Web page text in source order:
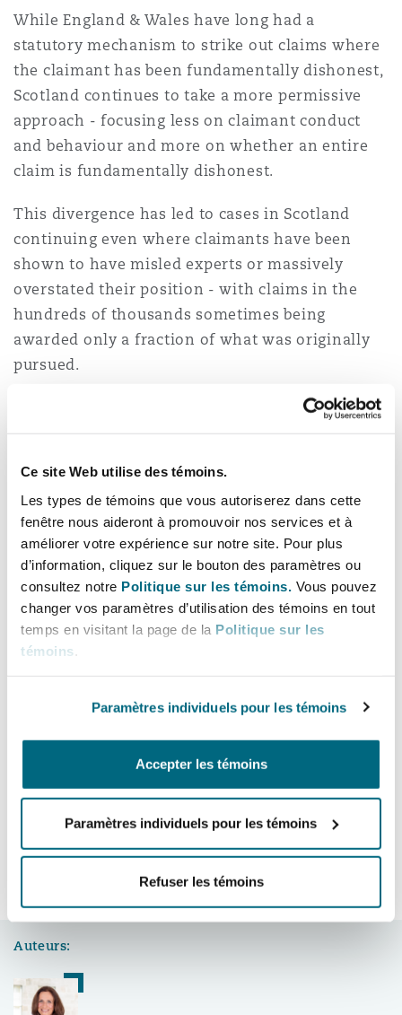
Ce site Web utilise des témoins.
Les types de témoins que vous autoriserez dans cette
fenêtre nous aideront à promouvoir nos services et à
améliorer votre expérience sur notre site. Pour plus
d’information, cliquez sur le bouton des paramètres ou
consultez notre Politique sur les témoins. Vous pouvez
changer vos paramètres d’utilisation des témoins en tout
temps en visitant la page de la Politique sur les
témoins
Paramètres individuels pour les témoins
Accepter les témoins
Paramètres individuels pour les témoins
Refuser les témoins
Entretien, réparation et
Droit aérien commercial
Droit réglementaire
Satellites et espace
Couverture d’assurance
Droit maritime
Risques politiques et crédit
Responsabilité du fabricant
produits
Assurance spécialisée
Bator
Jersey
York
County
(D. C.)
The St Botolph Building
2 New Bailey
While England & Wales have long had a
statutory mechanism to strike out claims where
the claimant has been fundamentally dishonest,
Scotland continues to take a more permissive
approach - focusing less on claimant conduct
and behaviour and more on whether an entire
claim is fundamentally dishonest.
This divergence has led to cases in Scotland
continuing even where claimants have been
shown to have misled experts or massively
overstated their position - with claims in the
hundreds of thousands sometimes being
awarded only a fraction of what was originally
pursued.
Writing exclusively for The Scotsman, Kelly
Brotherhood and Vikki Melville advocate for the
introduction in Scotland of a fundamental
in place throughout the rest of Great Britain,
noting that there is no reason in moral or legal
principle for the law to be different on this
between the British legal jurisdictions, and that
there are very good, principled, reasons for
Scotland to follow the English & Welsh
Read more
Partager:
Auteurs: